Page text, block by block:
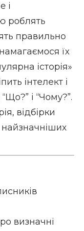
і
роблять
правильно
їх
історія»
інтелект і
і “Чому?”.
відбірки
визначні